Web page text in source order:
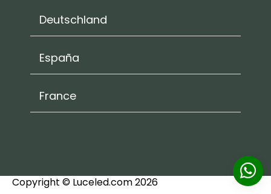
Deutschland
España
France
Copyright © Luceled.com 2026